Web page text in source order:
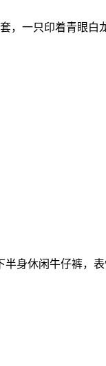
，一只印着青眼白
身休闲牛仔裤，